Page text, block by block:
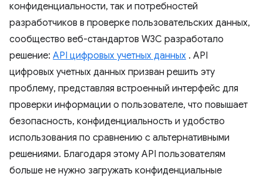
конфиденциальности, так и потребностей
разработчиков в проверке пользовательских данных,
сообщество веб-стандартов W3C разработало
решение: API цифровых учетных данных . API
цифровых учетных данных призван решить эту
проблему, представляя встроенный интерфейс для
проверки информации о пользователе, что повышает
безопасность, конфиденциальность и удобство
использования по сравнению с альтернативными
решениями. Благодаря этому API пользователям
больше не нужно загружать конфиденциальные